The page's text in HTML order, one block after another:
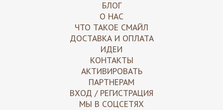
БЛОГ
О НАС
ЧТО ТАКОЕ СМАЙЛ
ДОСТАВКА И ОПЛАТА
ИДЕИ
КОНТАКТЫ
АКТИВИРОВАТЬ
ПАРТНЕРАМ
ВХОД / РЕГИСТРАЦИЯ
МЫ В СОЦСЕТЯХ